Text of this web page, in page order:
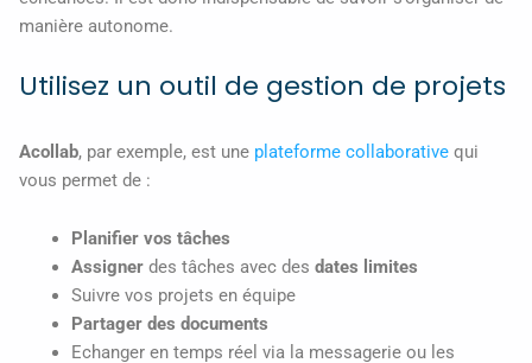
manière autonome.
Utilisez un outil de gestion de projets
Acollab, par exemple, est une plateforme collaborative qui
vous permet de :
Planifier vos tâches
Assignerdes tâches avec des dates limites
Suivre vos projets en équipe
Partager des documents
Echanger en temps réel via la messagerie ou les